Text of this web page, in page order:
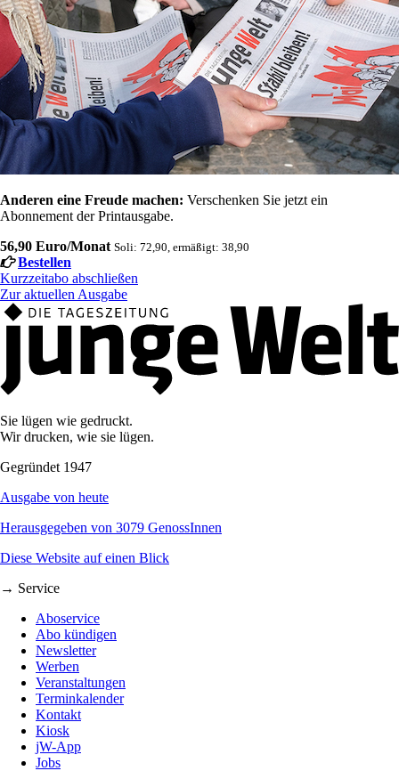
Anderen eine Freude machen: Verschenken Sie jetzt ein
Abonnement der Printausgabe.
56,90 Euro/Monat Soli: 72,90, ermäßigt: 38,90
Bestellen
Kurzzeitabo abschließen
Zur aktuellen Ausgabe
Sie lügen wie gedruckt.
Wir drucken, wie sie lügen.
Gegründet 1947
Ausgabe von heute
Herausgegeben von 3079 GenossInnen
Diese Website auf einen Blick
→ Service
Aboservice
Abo kündigen
Newsletter
Werben
Veranstaltungen
Terminkalender
Kontakt
Kiosk
jW-App
Jobs